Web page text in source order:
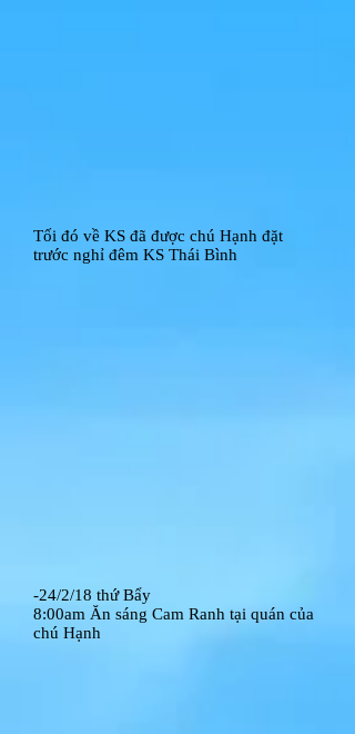
Tối đó về KS đã được chú Hạnh đặt
trước nghỉ đêm KS Thái Bình
-24/2/18 thứ Bẩy
8:00am Ăn sáng Cam Ranh tại quán của
chú Hạnh